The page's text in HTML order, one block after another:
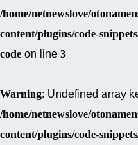
/home/netnewslove/
content/plugins/code-
code on line 3
Warning: Undefined array
/home/netnewslove/
content/plugins/code-